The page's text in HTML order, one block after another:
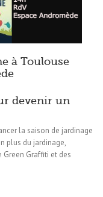
à Toulouse
devenir un
la saison de jardinage
plus du jardinage,
Green Graffiti et des